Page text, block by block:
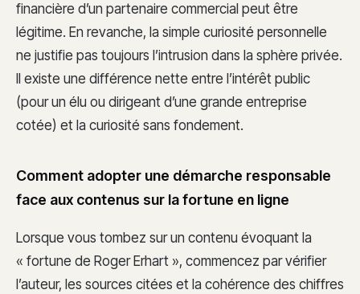
financière d’un partenaire commercial peut être
légitime. En revanche, la simple curiosité personnelle
ne justifie pas toujours l’intrusion dans la sphère privée.
Il existe une différence nette entre l’intérêt public
(pour un élu ou dirigeant d’une grande entreprise
cotée) et la curiosité sans fondement.
Comment adopter une démarche responsable
face aux contenus sur la fortune en ligne
Lorsque vous tombez sur un contenu évoquant la
« fortune de Roger Erhart », commencez par vérifier
l’auteur, les sources citées et la cohérence des chiffres